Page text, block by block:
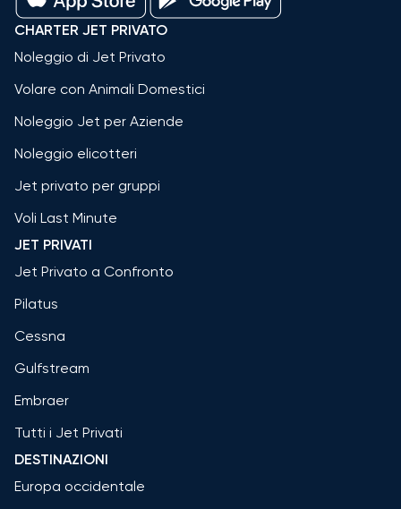
CHARTER JET PRIVATO
Noleggio di Jet Privato
Volare con Animali Domestici
Noleggio Jet per Aziende
Noleggio elicotteri
Jet privato per gruppi
Voli Last Minute
JET PRIVATI
Jet Privato a Confronto
Pilatus
Cessna
Gulfstream
Embraer
Tutti i Jet Privati
DESTINAZIONI
Europa occidentale